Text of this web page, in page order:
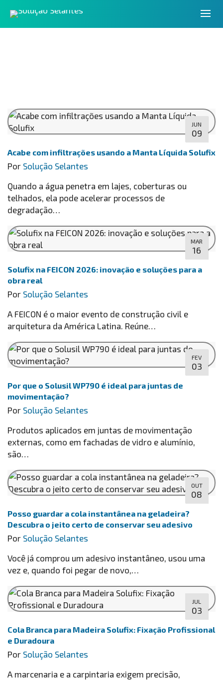
JUN
09
Acabe com infiltrações usando a Manta Líquida Solufix
Por Solução Selantes
Quando a água penetra em lajes, coberturas ou
telhados, ela pode acelerar processos de
degradação…
MAR
16
Solufix na FEICON 2026: inovação e soluções para a
obra real
Por Solução Selantes
A FEICON é o maior evento de construção civil e
arquitetura da América Latina. Reúne…
FEV
03
Por que o Solusil WP790 é ideal para juntas de
movimentação?
Por Solução Selantes
Produtos aplicados em juntas de movimentação
externas, como em fachadas de vidro e alumínio,
são…
OUT
08
Posso guardar a cola instantânea na geladeira?
Descubra o jeito certo de conservar seu adesivo
Por Solução Selantes
Você já comprou um adesivo instantâneo, usou uma
vez e, quando foi pegar de novo,…
JUL
03
Cola Branca para Madeira Solufix: Fixação Profissional
e Duradoura
Por Solução Selantes
A marcenaria e a carpintaria exigem precisão,